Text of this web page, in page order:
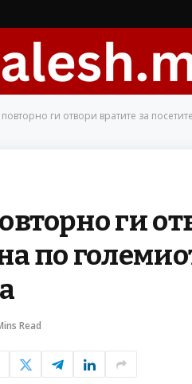
ги отвори вратите за
ги
по
Read